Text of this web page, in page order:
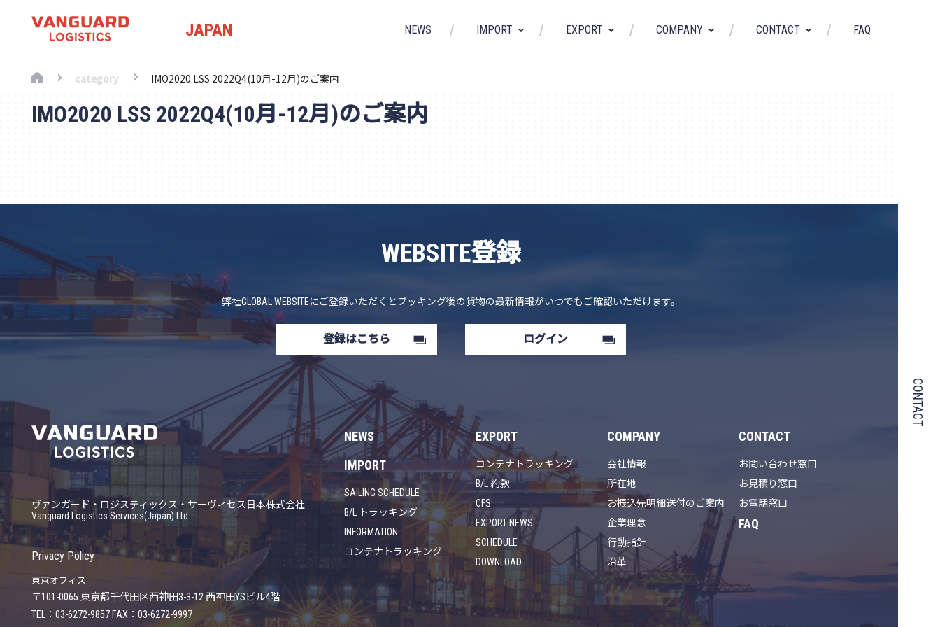
JAPAN NEWS IMPORT EXPORT COMPANY CONTACT FAQ
category IMO2020 LSS 2022Q4(10月-12月)のご案内
IMO2020 LSS 2022Q4(10月-12月)のご案内
WEBSITE登録
弊社GLOBAL WEBSITEにご登録いただくとブッキング後の貨物の最新情報がいつでもご確認いただけます。
登録はこちら ログイン
ヴァンガード・ロジスティックス・サーヴィセス日本株式会社
Vanguard Logistics Services(Japan) Ltd.
Privacy Policy
東京オフィス
〒101-0065東京都千代田区西神田3-3-12 西神田YSビル4階
TEL：03-6272-9857 FAX：03-6272-9997
NEWS
IMPORT
SAILING SCHEDULE
B/L トラッキング
INFORMATION
コンテナトラッキング
EXPORT
コンテナトラッキング
B/L 約款
CFS
EXPORT NEWS
SCHEDULE
DOWNLOAD
COMPANY
会社情報
所在地
お振込先明細送付のご案内
企業理念
行動指針
沿革
CONTACT
お問い合わせ窓口
お見積り窓口
お電話窓口
FAQ
CONTACT